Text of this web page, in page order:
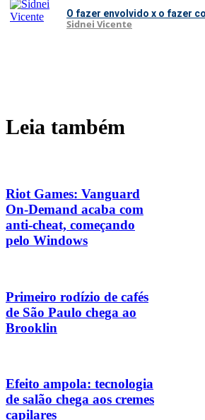
O fazer envolvido x o fazer
Sidnei Vicente
Leia também
Riot Games: Vanguard
On-Demand acaba com
anti-cheat, começando
pelo Windows
Primeiro rodízio de cafés
de São Paulo chega ao
Brooklin
Efeito ampola: tecnologia
de salão chega aos cremes
capilares